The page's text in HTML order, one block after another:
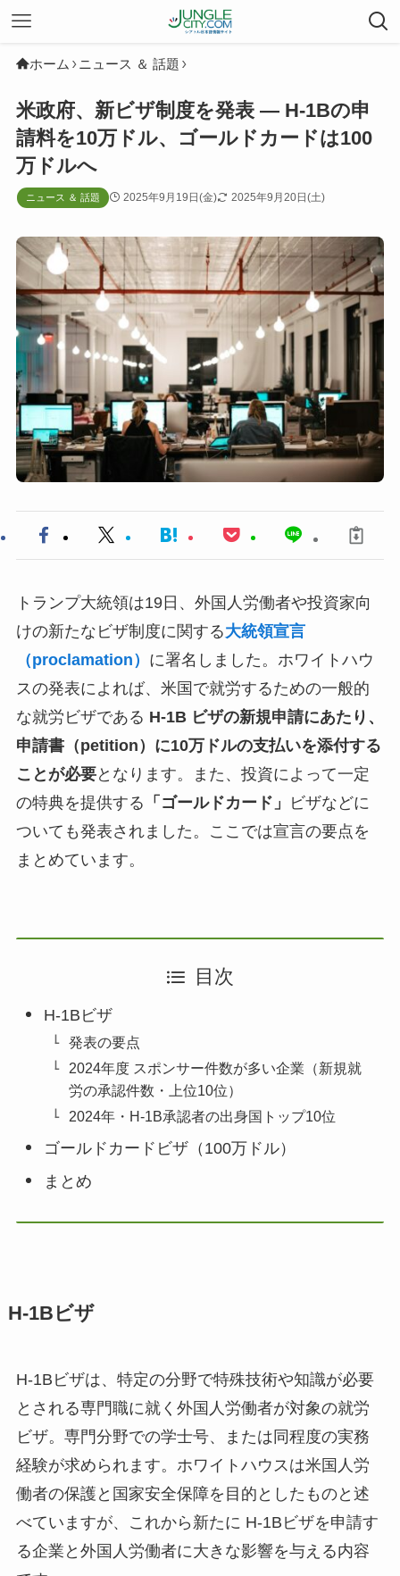
ホーム ニュース ＆ 話題
米政府、新ビザ制度を発表 ― H-1Bの申
請料を10万ドル、ゴールドカードは100
万ドルへ
ニュース ＆ 話題 2025年9月19日(金) 2025年9月20日(土)
トランプ大統領は19日、外国人労働者や投資家向
けの新たなビザ制度に関する大統領宣言
（proclamation） に署名しました。ホワイトハウ
スの発表によれば、米国で就労するための一般的
な就労ビザである H-1B ビザの新規申請にあたり、
申請書（petition）に10万ドルの支払いを添付する
ことが必要となります。また、投資によって一定
の特典を提供する 「ゴールドカード」
ビザなどに
ついても発表されました。ここでは宣言の要点を
まとめています。
目次
H-1Bビザ
発表の要点
2024年度 スポンサー件数が多い企業（新規就
労の承認件数・上位10位）
2024年・H-1B承認者の出身国トップ10位
ゴールドカードビザ（100万ドル）
まとめ
H-1Bビザ
H-1Bビザは、特定の分野で特殊技術や知識が必要
とされる専門職に就く外国人労働者が対象の就労
ビザ。専門分野での学士号、または同程度の実務
経験が求められます。ホワイトハウスは米国人労
働者の保護と国家安全保障を目的としたものと述
べていますが、これから新たに H-1Bビザを申請す
る企業と外国人労働者に大きな影響を与える内容